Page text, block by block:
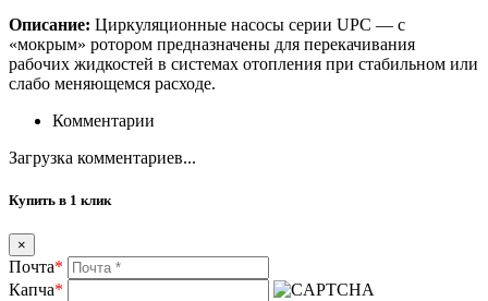
Описание: Циркуляционные насосы серии UPC — с
«мокрым» ротором предназначены для перекачивания
рабочих жидкостей в системах отопления при стабильном или
слабо меняющемся расходе.
Комментарии
Загрузка комментариев...
Купить в 1 клик
×
Почта*
Капча*